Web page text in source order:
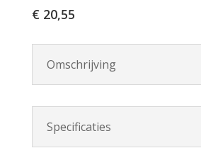
€20,55
Omschrijving
Specificaties